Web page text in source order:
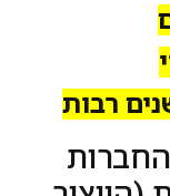
רבות